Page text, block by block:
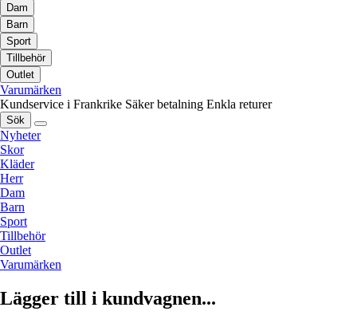
Dam
Barn
Sport
Tillbehör
Outlet
Varumärken
Kundservice i Frankrike Säker betalning Enkla returer
Sök
Nyheter
Skor
Kläder
Herr
Dam
Barn
Sport
Tillbehör
Outlet
Varumärken
Lägger till i kundvagnen...